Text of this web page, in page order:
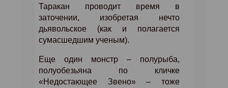
Таракан проводит время в
заточении, изобретая нечто
дьявольское (как и полагается
сумасшедшим ученым).
Еще один монстр – полурыба,
полуобезьяна по кличке
«Недостающее Звено» – тоже